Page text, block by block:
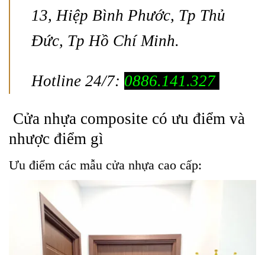
13, Hiệp Bình Phước, Tp Thủ
Đức, Tp Hồ Chí Minh.
Hotline 24/7: 0886.141.327
Cửa nhựa composite có ưu điểm và
nhược điểm gì
Ưu điểm các mẫu cửa nhựa cao cấp: